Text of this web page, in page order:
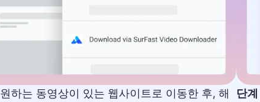
원하는 동영상이 있는 웹사이트로 이동한 후, 해
단